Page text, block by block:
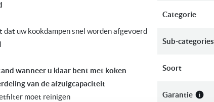
uw kookdampen snel worden afgevoerd
wanneer u klaar bent met koken
van de afzuigcapaciteit
moet reinigen
Categorie
Sub-categories
Soort
Garantie